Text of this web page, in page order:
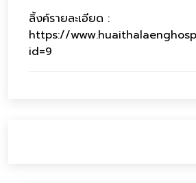
ลิ้งค์รายละเอียด :
https://
id=9